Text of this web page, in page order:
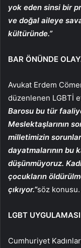
yok eden sinsi bir
ve doğal aileye
kültüründe.”
BAR ÖNÜNDE
Avukat Erdem
düzenlenen LGBTİ
Barosu bu tür
Meslektaşlarının
milletimizin
dayatmalarının bu
düşünmüyoruz.
çocukların
çıkıyor.”söz konusu.
LGBT
Cumhuriyet